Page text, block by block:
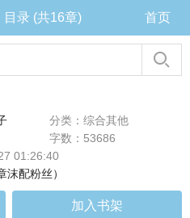
目录 (共16章) 首页
分类：综合其他
字数：53686
01:26:40
沫配粉丝）
加入书架